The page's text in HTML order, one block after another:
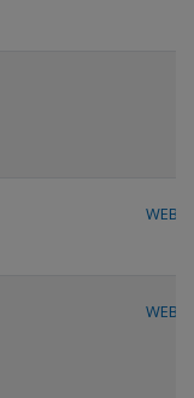
WEB
WEB